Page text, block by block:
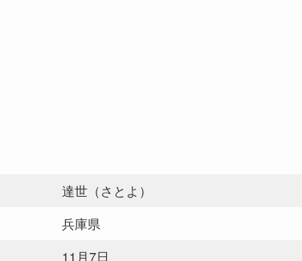
達世（さとよ）
兵庫県
11月7日